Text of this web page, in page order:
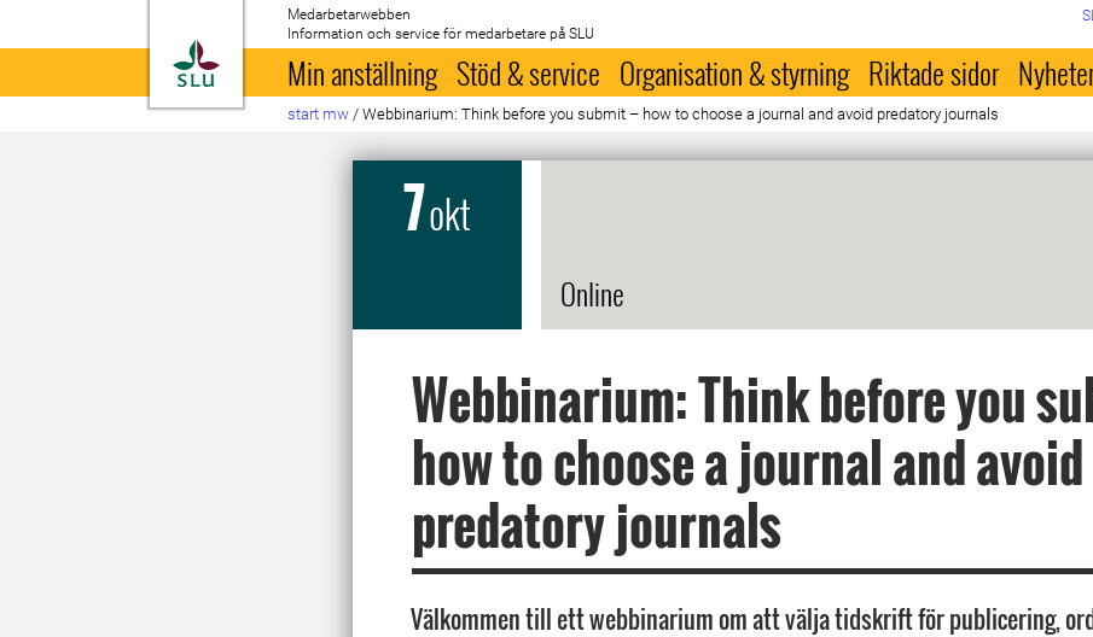
Till startsida
Medarbetarwebben
Information och service för medarbetare på SLU
Min anställning Stöd & service Organisation & styrning Riktade sidor
start mw / Webbinarium: Think before you submit – how to choose a journal and avoid predatory journals
7okt
Online
Webbinarium: Think before you
how to choose a journal and avoid
predatory journals
Välkommen till ett webbinarium om att välja tidskrift för publicering,